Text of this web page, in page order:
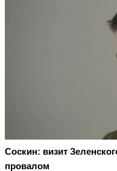
Соскин: визит
провалом